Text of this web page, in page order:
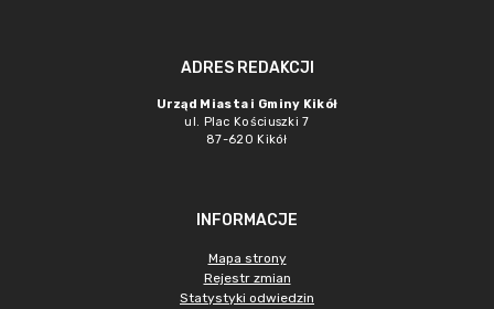
ADRES REDAKCJI
Urząd Miasta i Gminy Kikół
ul. Plac Kościuszki 7
87-620 Kikół
INFORMACJE
Mapa strony
Rejestr zmian
Statystyki odwiedzin